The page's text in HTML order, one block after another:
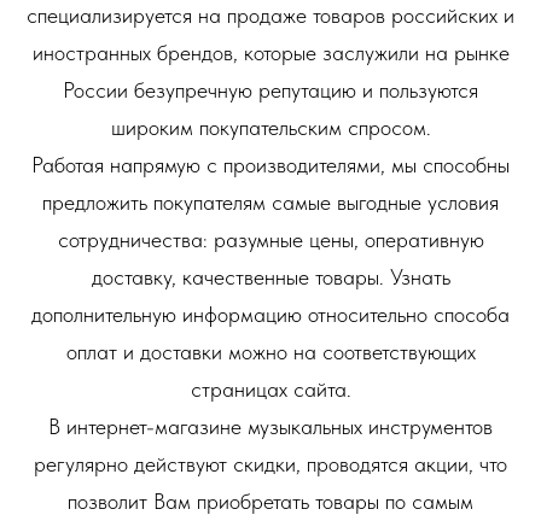
специализируется на продаже товаров российских и
иностранных брендов, которые заслужили на рынке
России безупречную репутацию и пользуются
широким покупательским спросом.
Работая напрямую с производителями, мы способны
предложить покупателям самые выгодные условия
сотрудничества: разумные цены, оперативную
доставку, качественные товары. Узнать
дополнительную информацию относительно способа
оплат и доставки можно на соответствующих
страницах сайта.
В интернет-магазине музыкальных инструментов
регулярно действуют скидки, проводятся акции, что
позволит Вам приобретать товары по самым